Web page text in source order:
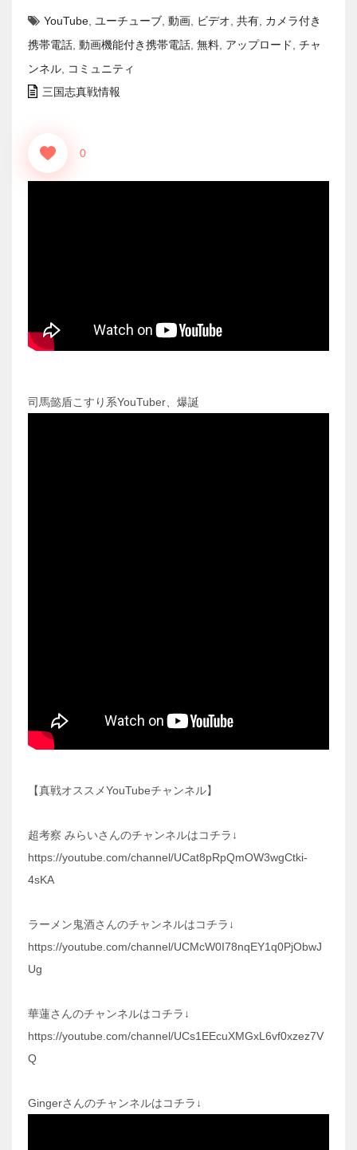
YouTube ユーチューブ 動画 ビデオ 共有 カメラ付き
携帯電話 動画機能付き携帯電話 無料 アップロード
チャ
ンネル
コミュニティ
三国志真戦情報
0
司馬懿盾こすり系YouTuber、爆誕
【真戦オススメYouTubeチャンネル】
超考察 みらいさんのチャンネルはコチラ↓
https://youtube.com/channel/UCat8pRpQmOW3wgCtki-
4sKA
ラーメン鬼酒さんのチャンネルはコチラ↓
https://youtube.com/channel/UCMcW0I78nqEY1q0PjObwJ
Ug
華蓮さんのチャンネルはコチラ↓
https://youtube.com/channel/UCs1EEcuXMGxL6vf0xzez7V
Q
Gingerさんのチャンネルはコチラ↓